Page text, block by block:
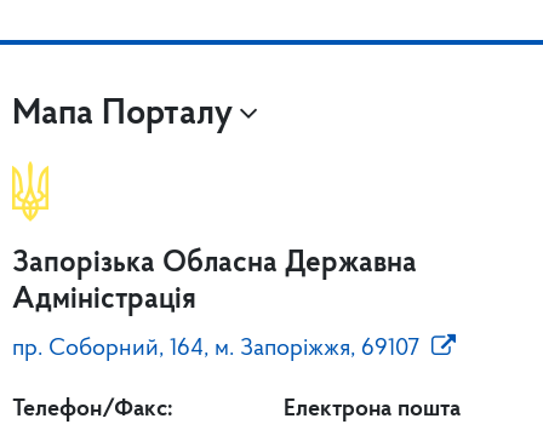
Мапа Порталу
Запорізька Обласна Державна
Адміністрація
пр. Соборний, 164, м. Запоріжжя, 69107
Телефон/Факс:
Електрона пошта